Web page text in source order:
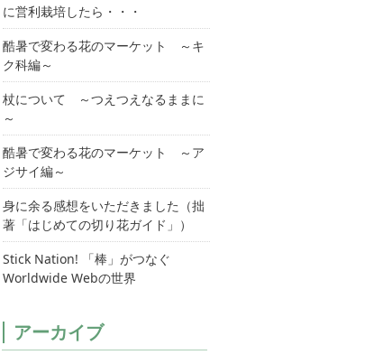
に営利栽培したら・・・
酷暑で変わる花のマーケット ～キ
ク科編～
杖について ～つえつえなるままに
～
酷暑で変わる花のマーケット ～ア
ジサイ編～
身に余る感想をいただきました（拙
著「はじめての切り花ガイド」）
Stick Nation! 「棒」がつなぐ
Worldwide Webの世界
アーカイブ